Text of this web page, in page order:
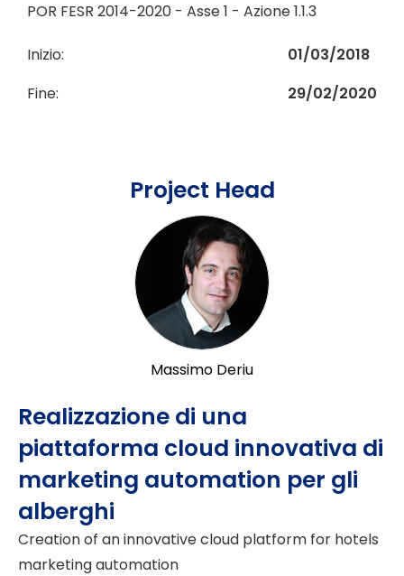
POR FESR 2014-2020 - Asse 1 - Azione 1.1.3
Inizio:
01/03/2018
Fine:
29/02/2020
Project Head
Massimo Deriu
Realizzazione di una
piattaforma cloud innovativa di
marketing automation per gli
alberghi
Creation of an innovative cloud platform for hotels
marketing automation